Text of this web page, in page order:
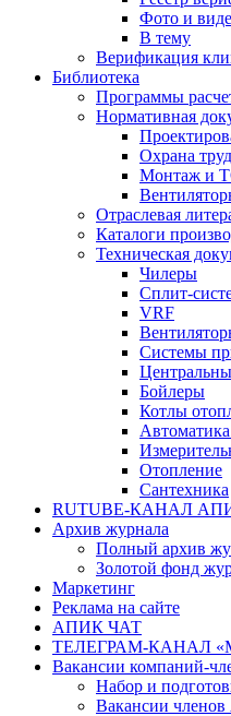
Фото и
В тему
Верификация
Библиотека
Программы
Нормативная
Охрана
Монтаж и
Отраслевая
Каталоги
Техническая
Чилеры
Сплит-
VRF
Системы
Бойлеры
Котлы
Отопление
Сантехника
RUTUBE-КАНАЛ
Архив журнала
Полный архив
Золотой фонд
Маркетинг
Реклама на сайте
АПИК ЧАТ
ТЕЛЕГРАМ-КАНАЛ
Вакансии компаний-
Набор и
Вакансии